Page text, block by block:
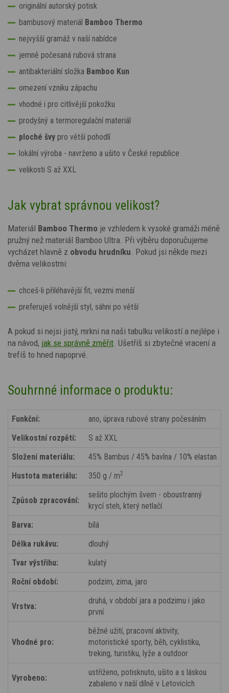
originální autorský potisk
bambusový materiál Bamboo Thermo
nejvyšší gramáž v naší nabídce
jemně počesaná rubová strana
antibakteriální složka Bamboo Kun
omezení vzniku zápachu
vhodné i pro citlivější pokožku
prodyšný a termoregulační materiál
ploché švy pro větší pohodlí
lokální výroba - navrženo a ušito v České republice
velikosti S až XXL
Jak vybrat správnou velikost?
Materiál Bamboo Thermo je vzhledem k vysoké gramáži méně
pružný než materiál Bamboo Ultra. Při výběru doporučujeme
vycházet hlavně z obvodu hrudníku . Pokud jsi někde mezi
dvěma velikostmi:
chceš-li přiléhavější fit, vezmi menší
preferuješ volnější styl, sáhni po větší
A pokud si nejsi jistý, mrkni na naši tabulku velikostí a nejlépe i
na návod, jak se správně změřit . Ušetříš si zbytečné vracení a
trefíš to hned napoprvé.
Souhrnné informace o produktu:
Funkční:
ano, úprava rubové strany počesáním
Velikostní rozpětí:
S až XXL
Složení materiálu:
45% Bambus / 45% bavlna / 10% elastan
Hustota materiálu:
350 g / m2
Způsob zpracování:
sešito plochým švem - oboustranný
krycí steh, který netlačí
Barva:
bílá
Délka rukávu:
dlouhý
Tvar výstřihu:
kulatý
Roční období:
podzim, zima, jaro
Vrstva:
druhá, v období jara a podzimu i jako
první
Vhodné pro:
běžné užití, pracovní aktivity,
motoristické sporty, běh, cyklistiku,
treking, turistiku, lyže a outdoor
Vyrobeno:
ustřiženo, potisknuto, ušito a s láskou
zabaleno v naší dílně v Letovicích